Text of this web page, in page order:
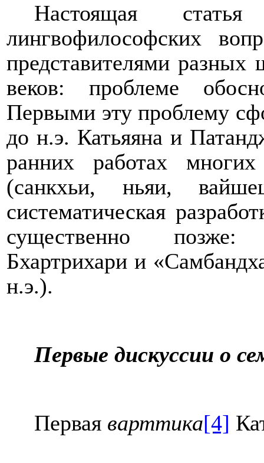
Настоящая
лингвофилософских
представителями разных
веков: проблеме
Первыми эту проблему
до н.э. Катьяяна и
ранних работах
(санкхьи, ньяи,
систематическая
существенно позже:
Бхартрихари и
н.э.).
Первые дискуссии о
Первая варттика[4]